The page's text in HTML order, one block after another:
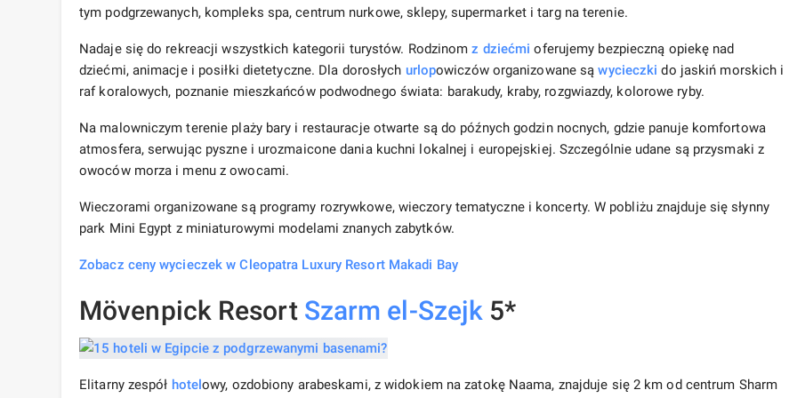
tym podgrzewanych, kompleks spa, centrum nurkowe, sklepy, supermarket i targ na terenie.
Nadaje się do rekreacji wszystkich kategorii turystów. Rodzinomz dziećmi oferujemy bezpieczną opiekę nad
dziećmi, animacje i posiłki dietetyczne. Dla dorosłych urlopowiczów organizowane sąwycieczki do jaskiń morskich i
raf koralowych, poznanie mieszkańców podwodnego świata: barakudy, kraby, rozgwiazdy, kolorowe ryby.
Na malowniczym terenie plaży bary i restauracje otwarte są do późnych godzin nocnych, gdzie panuje komfortowa
atmosfera, serwując pyszne i urozmaicone dania kuchni lokalnej i europejskiej. Szczególnie udane są przysmaki z
owoców morza i menu z owocami.
Wieczorami organizowane są programy rozrywkowe, wieczory tematyczne i koncerty. W pobliżu znajduje się słynny
park Mini Egypt z miniaturowymi modelami znanych zabytków.
Zobacz ceny wycieczek w Cleopatra Luxury Resort Makadi Bay
Mövenpick Resort Szarm el-Szejk 5*
Elitarny zespół hotelowy, ozdobiony arabeskami, z widokiem na zatokę Naama, znajduje się 2 km od centrum Sharm